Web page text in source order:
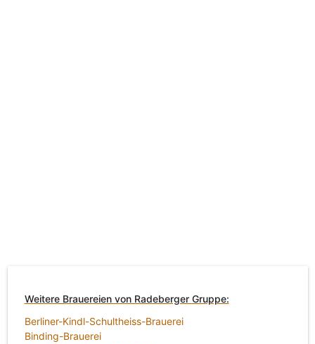
Weitere Brauereien von Radeberger Gruppe:
Berliner-Kindl-Schultheiss-Brauerei
Binding-Brauerei